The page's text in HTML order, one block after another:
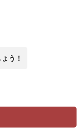
う！